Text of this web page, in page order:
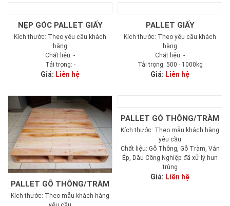
NẸP GÓC PALLET GIẤY
Kích thước: Theo yêu cầu khách
hàng
Chất liệu: -
Tải trọng: -
Giá: Liên hệ
PALLET GIẤY
Kích thước: Theo yêu cầu khách
hàng
Chất liệu: -
Tải trọng: 500 - 1000kg
Giá: Liên hệ
PALLET GỖ THÔNG/TRÀM
Kích thước: Theo mẫu khách hàng
PALLET GỖ THÔNG/TRÀM
Kích thước: Theo mẫu khách hàng
yêu cầu
Chất liệu: Gỗ Thông, Gỗ Tràm, Ván
Ép, Dầu Công Nghiệp đã xử lý hun
trùng
Giá: Liên hệ